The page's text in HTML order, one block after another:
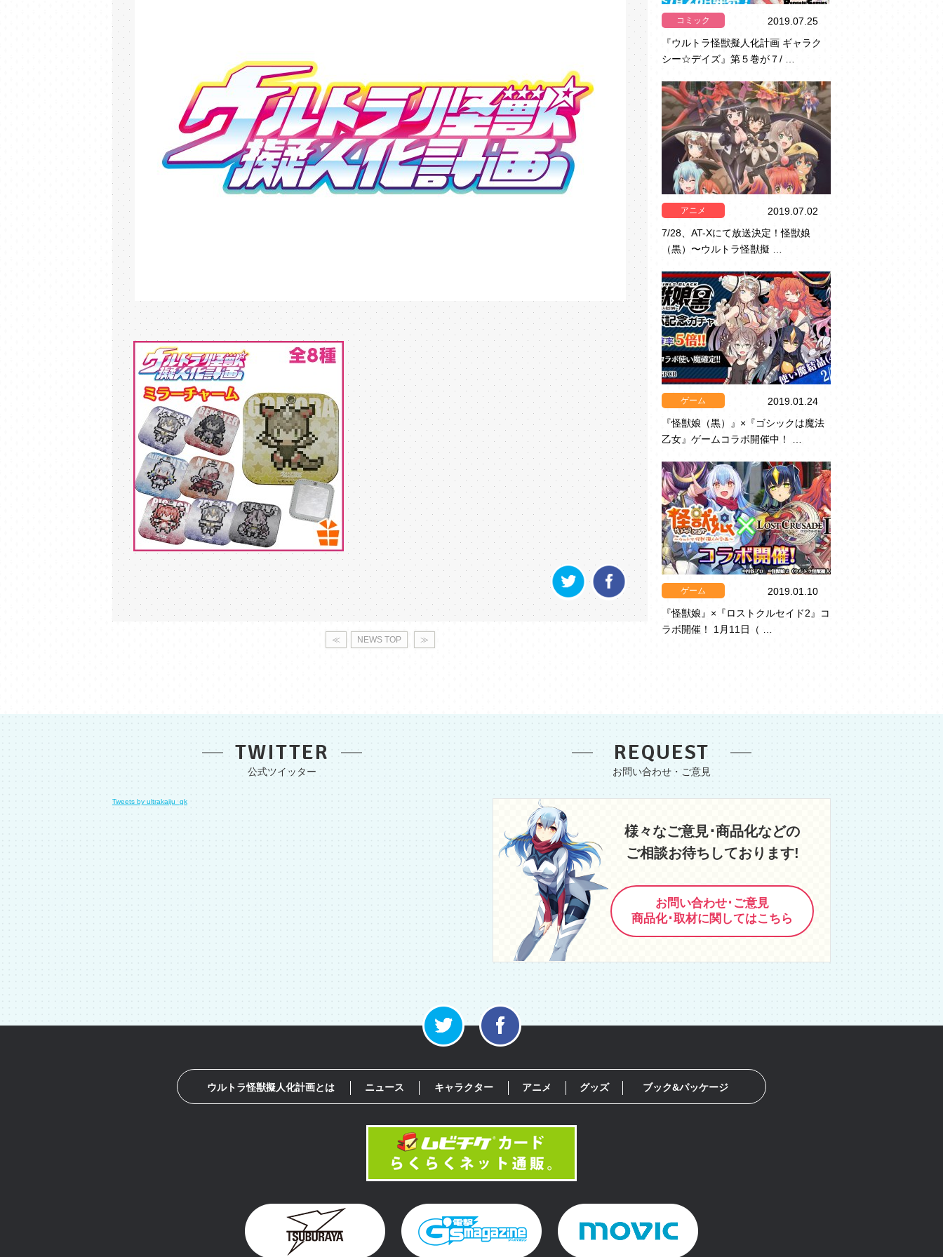
≪ NEWS TOP ≫
コミック
2019.07.25
『ウルトラ怪獣擬人化計画 ギャラク
シー☆デイズ』第５巻が７/ …
アニメ
2019.07.02
7/28、AT-Xにて放送決定！怪獣娘
（黒）〜ウルトラ怪獣擬 …
ゲーム
2019.01.24
『怪獣娘（黒）』×『ゴシックは魔法
乙女』ゲームコラボ開催中！ …
ゲーム
2019.01.10
『怪獣娘』×『ロストクルセイド2』コ
ラボ開催！ 1月11日（ …
TWITTER
Tweets by ultrakaiju_gk
REQUEST
様々なご意見･商品化などの
ご相談お待ちしております!
お問い合わせ･ご意見
商品化･取材に関してはこちら
ウルトラ怪獣擬人化計画とは ニュース キャラクター アニメ グッズ ブック&パッケージ